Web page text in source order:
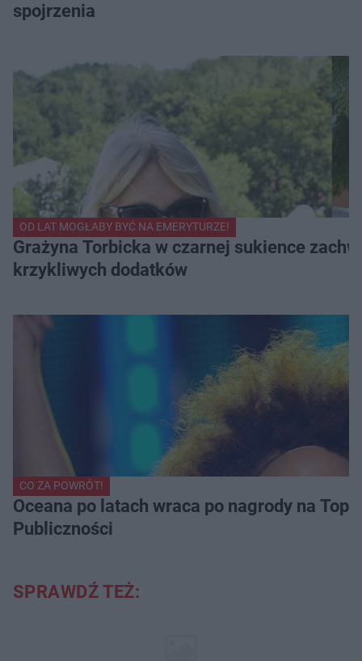
spojrzenia
OD LAT MOGŁABY BYĆ NA EMERYTURZE!
Grażyna Torbicka w czarnej sukience
krzykliwych dodatków
CO ZA POWRÓT!
Oceana po latach wraca po nagrody na Top
Publiczności
SPRAWDŹ TEŻ: